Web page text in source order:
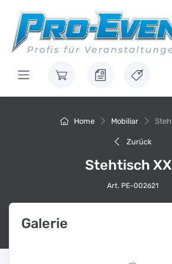
Home Mobiliar
Zurück
Stehtisch
Art. PE-002621
Galerie